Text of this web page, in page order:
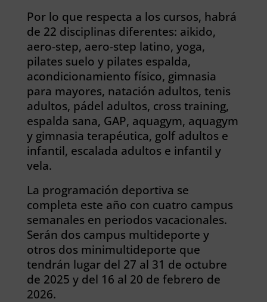
Por lo que respecta a los cursos, habrá
de 22 disciplinas diferentes: aikido,
aero-step, aero-step latino, yoga,
pilates suelo y pilates espalda,
acondicionamiento físico, gimnasia
para mayores, natación adultos, tenis
adultos, pádel adultos, cross training,
espalda sana, GAP, aquagym, aquagym
y gimnasia terapéutica, golf adultos e
infantil, escalada adultos e infantil y
vela.
La programación deportiva se
completa este año con cuatro campus
semanales en periodos vacacionales.
Serán dos campus multideporte y
otros dos minimultideporte que
tendrán lugar del 27 al 31 de octubre
de 2025 y del 16 al 20 de febrero de
2026.